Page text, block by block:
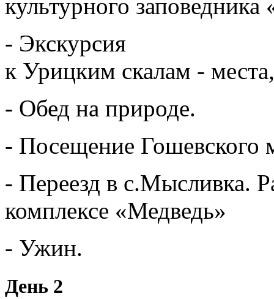
культурного заповедника
- Экскурсия
к Урицким скалам - места,
- Обед на природе.
- Посещение Гошевского
- Переезд в с.Мысливка.
комплексе «Медведь»
- Ужин.
День 2